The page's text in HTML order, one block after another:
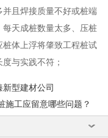
且焊接质量不好或桩端
天成桩数量太多、压桩
体上浮将肇致工程桩试
与实践不符；
型建材公司
施工应留意哪些问题？